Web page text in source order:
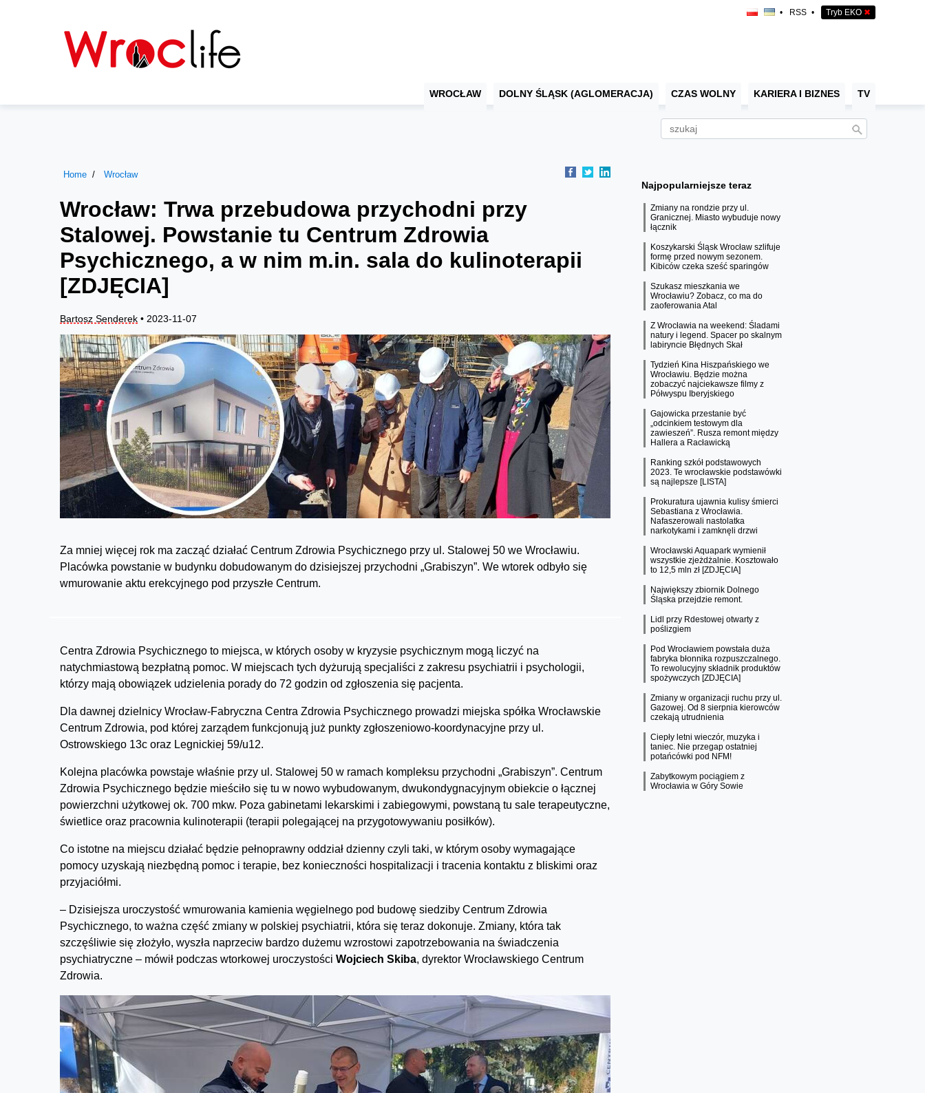
• RSS • Tryb EKO ✖
WROCŁAW DOLNY ŚLĄSK (AGLOMERACJA) CZAS WOLNY KARIERA I BIZNES TV
Home Wrocław
Wrocław: Trwa przebudowa przychodni przy
Stalowej. Powstanie tu Centrum Zdrowia
Psychicznego, a w nim m.in. sala do kulinoterapii
[ZDJĘCIA]
Bartosz Senderek • 2023-11-07
Za mniej więcej rok ma zacząć działać Centrum Zdrowia Psychicznego przy ul. Stalowej 50 we Wrocławiu.
Placówka powstanie w budynku dobudowanym do dzisiejszej przychodni „Grabiszyn”. We wtorek odbyło się
wmurowanie aktu erekcyjnego pod przyszłe Centrum.
Centra Zdrowia Psychicznego to miejsca, w których osoby w kryzysie psychicznym mogą liczyć na
natychmiastową bezpłatną pomoc. W miejscach tych dyżurują specjaliści z zakresu psychiatrii i psychologii,
którzy mają obowiązek udzielenia porady do 72 godzin od zgłoszenia się pacjenta.
Dla dawnej dzielnicy Wrocław-Fabryczna Centra Zdrowia Psychicznego prowadzi miejska spółka Wrocławskie
Centrum Zdrowia, pod której zarządem funkcjonują już punkty zgłoszeniowo-koordynacyjne przy ul.
Ostrowskiego 13c oraz Legnickiej 59/u12.
Kolejna placówka powstaje właśnie przy ul. Stalowej 50 w ramach kompleksu przychodni „Grabiszyn”. Centrum
Zdrowia Psychicznego będzie mieściło się tu w nowo wybudowanym, dwukondygnacyjnym obiekcie o łącznej
powierzchni użytkowej ok. 700 mkw. Poza gabinetami lekarskimi i zabiegowymi, powstaną tu sale terapeutyczne,
świetlice oraz pracownia kulinoterapii (terapii polegającej na przygotowywaniu posiłków).
Co istotne na miejscu działać będzie pełnoprawny oddział dzienny czyli taki, w którym osoby wymagające
pomocy uzyskają niezbędną pomoc i terapie, bez konieczności hospitalizacji i tracenia kontaktu z bliskimi oraz
przyjaciółmi.
– Dzisiejsza uroczystość wmurowania kamienia węgielnego pod budowę siedziby Centrum Zdrowia
Psychicznego, to ważna część zmiany w polskiej psychiatrii, która się teraz dokonuje. Zmiany, która tak
szczęśliwie się złożyło, wyszła naprzeciw bardzo dużemu wzrostowi zapotrzebowania na świadczenia
psychiatryczne – mówił podczas wtorkowej uroczystości Wojciech Skiba, dyrektor Wrocławskiego Centrum
Zdrowia.
Najpopularniejsze teraz
Zmiany na rondzie przy ul.
Granicznej. Miasto wybuduje nowy
łącznik
Koszykarski Śląsk Wrocław szlifuje
formę przed nowym sezonem.
Kibiców czeka sześć sparingów
Szukasz mieszkania we
Wrocławiu? Zobacz, co ma do
zaoferowania Atal
Z Wrocławia na weekend: Śladami
natury i legend. Spacer po skalnym
labiryncie Błędnych Skał
Tydzień Kina Hiszpańskiego we
Wrocławiu. Będzie można
zobaczyć najciekawsze filmy z
Półwyspu Iberyjskiego
Gajowicka przestanie być
„odcinkiem testowym dla
zawieszeń”. Rusza remont między
Hallera a Racławicką
Ranking szkół podstawowych
2023. Te wrocławskie podstawówki
są najlepsze [LISTA]
Prokuratura ujawnia kulisy śmierci
Sebastiana z Wrocławia.
Nafaszerowali nastolatka
narkotykami i zamknęli drzwi
Wrocławski Aquapark wymienił
wszystkie zjeżdżalnie. Kosztowało
to 12,5 mln zł [ZDJĘCIA]
Największy zbiornik Dolnego
Śląska przejdzie remont.
Lidl przy Rdestowej otwarty z
poślizgiem
Pod Wrocławiem powstała duża
fabryka błonnika rozpuszczalnego.
To rewolucyjny składnik produktów
spożywczych [ZDJĘCIA]
Zmiany w organizacji ruchu przy ul.
Gazowej. Od 8 sierpnia kierowców
czekają utrudnienia
Ciepły letni wieczór, muzyka i
taniec. Nie przegap ostatniej
potańcówki pod NFM!
Zabytkowym pociągiem z
Wrocławia w Góry Sowie